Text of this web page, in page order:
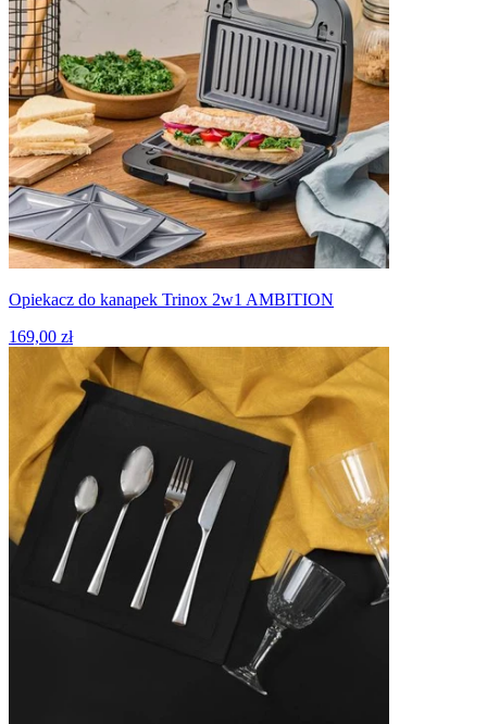
Opiekacz do kanapek Trinox 2w1 AMBITION
169,00 zł